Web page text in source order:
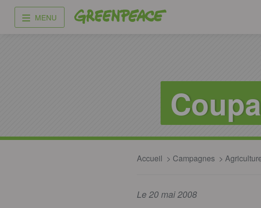
Greenpeace
MENU
Accueil Campagnes
Le 20 mai 2008